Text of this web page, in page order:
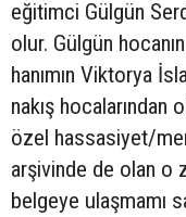
eğitimci Gülgün
olur. Gülgün
hanımın Viktorya
nakış hocalarından
özel hassasiyet/
arşivinde de olan o
belgeye ulaşmamı